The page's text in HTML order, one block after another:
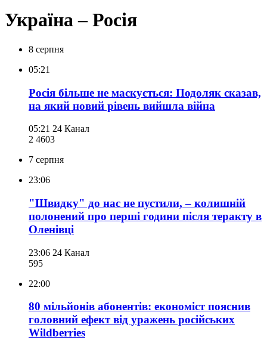
Україна – Росія
8 серпня
05:21
Росія більше не маскується: Подоляк сказав,
на який новий рівень вийшла війна
05:21 24 Канал
2 4603
7 серпня
23:06
"Швидку" до нас не пустили, – колишній
полонений про перші години після теракту в
Оленівці
23:06 24 Канал
595
22:00
80 мільйонів абонентів: економіст пояснив
головний ефект від уражень російських
Wildberries